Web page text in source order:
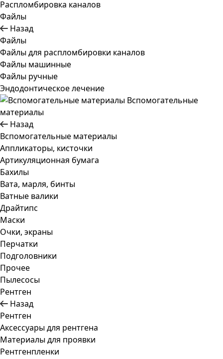
Распломбировка каналов
Файлы
Назад
Файлы
Файлы для распломбировки каналов
Файлы машинные
Файлы ручные
Эндодонтическое лечение
Вспомогательные
материалы
Назад
Вспомогательные материалы
Аппликаторы, кисточки
Артикуляционная бумага
Бахилы
Вата, марля, бинты
Ватные валики
Драйтипс
Маски
Очки, экраны
Перчатки
Подголовники
Прочее
Пылесосы
Рентген
Назад
Рентген
Аксессуары для рентгена
Материалы для проявки
Рентгенпленки